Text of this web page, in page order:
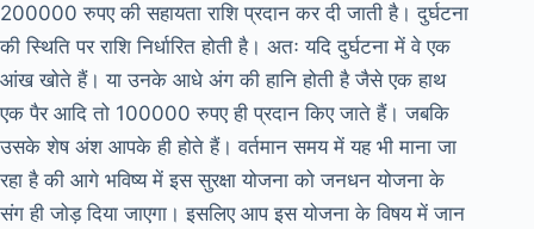
200000 रुपए की सहायता राशि प्रदान कर दी जाती है। दुर्घटना
की स्थिति पर राशि निर्धारित होती है। अतः यदि दुर्घटना में वे एक
आंख खोते हैं। या उनके आधे अंग की हानि होती है जैसे एक हाथ
एक पैर आदि तो 100000 रुपए ही प्रदान किए जाते हैं। जबकि
उसके शेष अंश आपके ही होते हैं। वर्तमान समय में यह भी माना जा
रहा है की आगे भविष्य में इस सुरक्षा योजना को जनधन योजना के
संग ही जोड़ दिया जाएगा। इसलिए आप इस योजना के विषय में जान